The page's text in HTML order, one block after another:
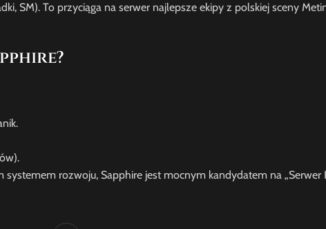
SM). To przyciąga na serwer najlepsze ekipy z polskiej sceny
rozwoju, Sapphire jest mocnym kandydatem na „Serwer